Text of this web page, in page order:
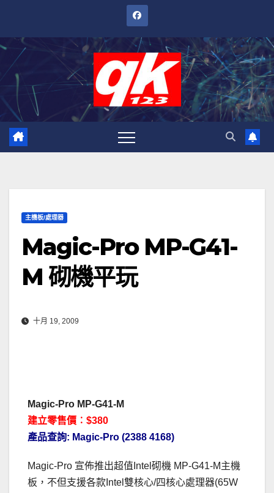
內
主機板/處理器
Magic-Pro MP-G41-
M 砌機平玩
十月 19, 2009
Magic-Pro MP-G41-M
建立零售價︰$380
產品查詢: Magic-Pro (2388 4168)
Magic-Pro 宣佈推出超值Intel砌機 MP-G41-M主機
板，不但支援各款Intel雙核心/四核心處理器(65W